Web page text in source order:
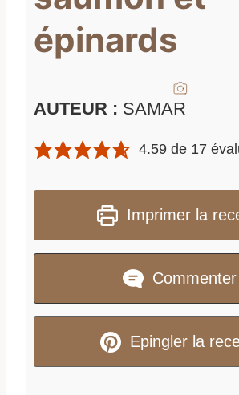
épinards
AUTEUR : SAMAR
4.59 de 17
Imprimer la
Commenter
Epingler la